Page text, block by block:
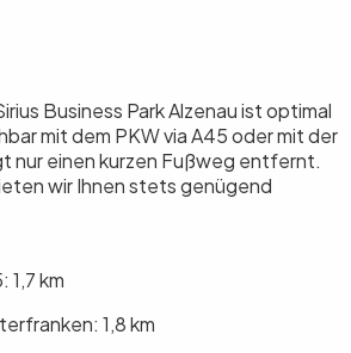
Business Park Alzenau ist optimal
mit dem PKW via A45 oder mit der
nur einen kurzen Fußweg entfernt.
wir Ihnen stets genügend
1,7 km
1,8 km